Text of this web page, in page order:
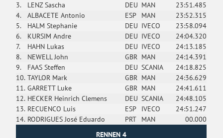
3.
LENZ Sascha DEU MAN
23:51.485
4.
ALBACETE Antonio ESP MAN
23:52.315
5.
HALM Stephanie DEU IVECO
23:58.094
6.
KURSIM Andre DEU IVECO
24:04.320
7.
HAHN Lukas DEU IVECO
24:13.185
8.
NEWELL John GBR MAN
24:14.391
9.
FAAS Steffen DEU SCANIA
24:18.825
10. TAYLOR Mark GBR MAN
24:36.629
11. GARRETT Luke GBR MAN
24:41.611
12. HECKER Heinrich Clemens DEU SCANIA
24:48.105
13. RECUENCO Luis ESP IVECO
24:51.247
14. RODRIGUES José Eduardo PRT MAN
00.000
RENNEN 4